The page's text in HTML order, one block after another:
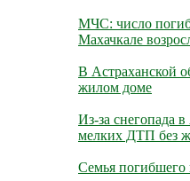
МЧС: число
Махачкале
В Астраханской
жилом доме
Из-за снегопада
мелких ДТП без
Семья